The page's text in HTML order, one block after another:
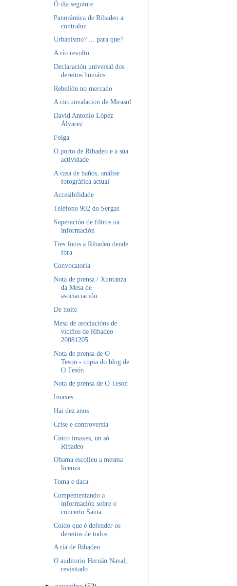
Ó día seguinte
Panorámica de Ribadeo a
contraluz
Urbanismo? ... para que?
A río revolto...
Declaración universal dos
dereitos humáns
Rebelíón no mercado
A circunvalacion de Mirasol
David Antonio López
Álvarez
Folga
O porto de Ribadeo e a súa
actividade
A casa de baños, análise
fotográfica actual
Accesibilidade
Teléfono 902 do Sergas
Superación de filtros na
información
Tres fotos a Ribadeo dende
fóra
Convocatoria
Nota de prensa / Xuntanza
da Mesa de
asociaciación...
De noite
Mesa de asociacións de
viciños de Ribadeo
20081205...
Nota de prensa de O
Teson.- copia do blog de
O Tesón
Nota de prensa de O Teson
Imaxes
Hai dez anos
Crise e controversia
Cinco imaxes, un só
Ribadeo
Obama escolleu a mesma
licenza
Toma e daca
Compementando a
información sobre o
concerto Santa...
Coido que é defender os
dereitos de todos...
A ría de Ribadeo
O auditorio Hernán Naval,
revisitado